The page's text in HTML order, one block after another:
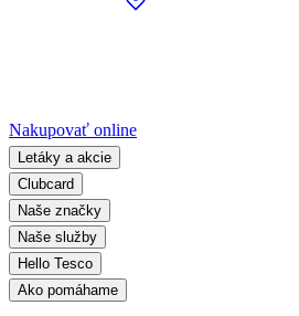
Nakupovať online
Letáky a akcie
Clubcard
Naše značky
Naše služby
Hello Tesco
Ako pomáhame